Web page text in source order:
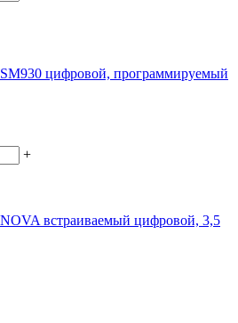
цифровой, программируемый
+
встраиваемый цифровой, 3,5